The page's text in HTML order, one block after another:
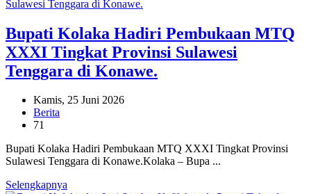
Bupati Kolaka Hadiri Pembukaan MTQ
XXXI Tingkat Provinsi Sulawesi
Tenggara di Konawe.
Kamis, 25 Juni 2026
Berita
71
Bupati Kolaka Hadiri Pembukaan MTQ XXXI Tingkat Provinsi
Sulawesi Tenggara di Konawe.Kolaka – Bupa ...
Selengkapnya